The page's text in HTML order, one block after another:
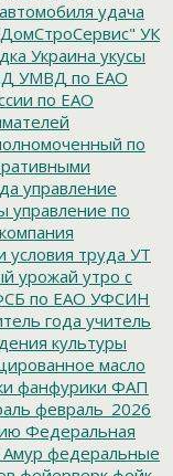
удача
УК
Украина укусы
УМВД по ЕАО
по ЕАО
по
управление
управление по
условия труда УТ
урожай утро с
по ЕАО УФСИН
года учитель
культуры
масло
фанфурики ФАП
февраль_2026
Федеральная
федеральные